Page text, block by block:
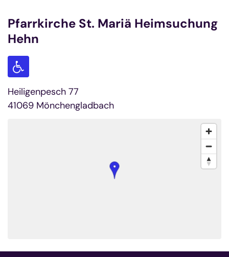
Pfarrkirche St. Mariä Heimsuchung
Hehn
Heiligenpesch 77
41069 Mönchengladbach